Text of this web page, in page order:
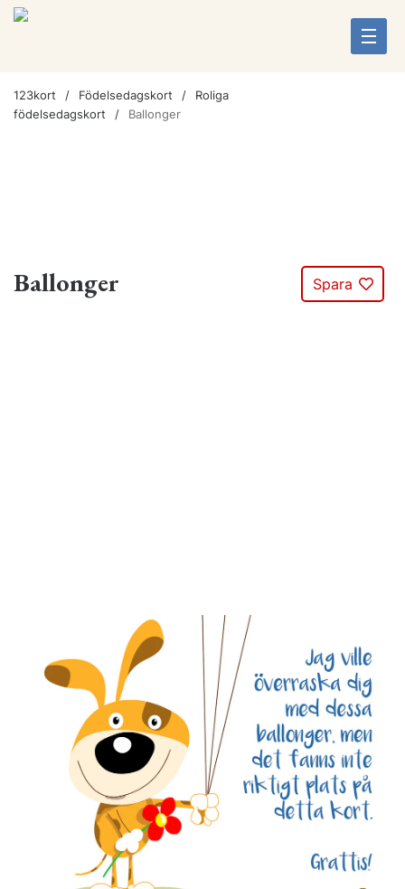
123kort Födelsedagskort
Roliga
födelsedagskort
Ballonger
Ballonger Spara